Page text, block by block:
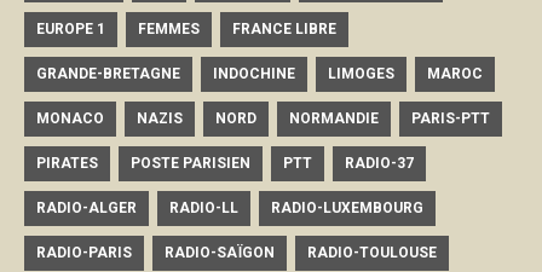
EUROPE 1 FEMMES FRANCE LIBRE
GRANDE-BRETAGNE INDOCHINE LIMOGES MAROC
MONACO NAZIS NORD NORMANDIE PARIS-PTT
PIRATES POSTE PARISIEN PTT RADIO-37
RADIO-ALGER RADIO-LL RADIO-LUXEMBOURG
RADIO-PARIS RADIO-SAÏGON RADIO-TOULOUSE